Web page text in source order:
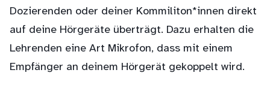
Dozierenden oder deiner Kommiliton*innen direkt
auf deine Hörgeräte überträgt. Dazu erhalten die
Lehrenden eine Art Mikrofon, dass mit einem
Empfänger an deinem Hörgerät gekoppelt wird.